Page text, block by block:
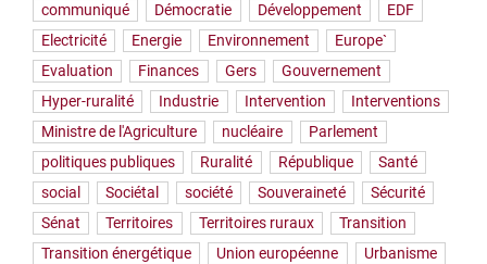
communiqué
Démocratie Développement
EDF
Electricité
Energie Environnement
Europe`
Evaluation
Finances Gers
Gouvernement
Hyper-ruralité
Industrie Intervention
Interventions
Ministre de l'Agriculture
nucléaire
Parlement
politiques publiques
Ruralité République
Santé
social
Sociétal société Souveraineté
Sécurité
Sénat
Territoires Territoires ruraux
Transition
Transition énergétique
Union européenne
Urbanisme